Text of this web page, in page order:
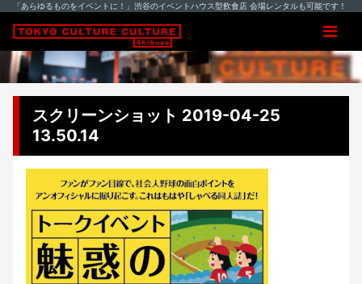
「あらゆるものをイベントに！」渋谷のイベントハウス型飲食店 会場レンタルも可能です！
スクリーンショット 2019-04-25
13.50.14